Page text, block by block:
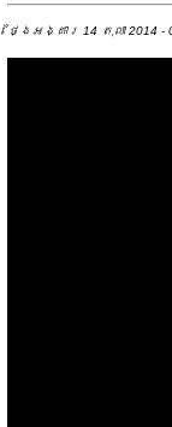
ថ្ងៃអង្គារ 14 តុលា 2014 -